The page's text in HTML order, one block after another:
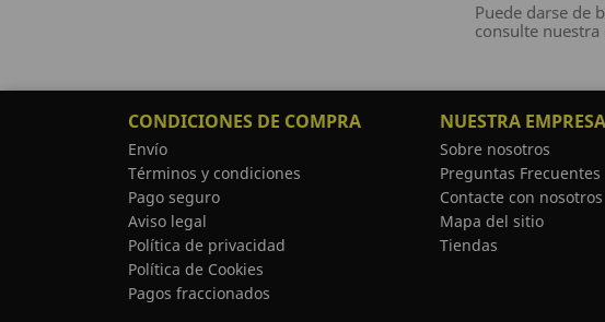
Puede darse de
consulte
CONDICIONES DE COMPRA
Envío
Términos y condiciones
Pago seguro
Aviso legal
Política de privacidad
Política de Cookies
Pagos fraccionados
NUESTRA EMPRESA
Sobre nosotros
Preguntas Frecuentes
Contacte con nosotros
Mapa del sitio
Tiendas